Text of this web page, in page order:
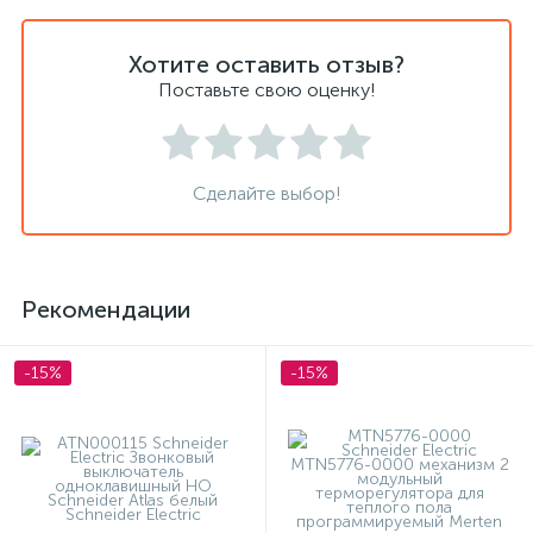
Хотите оставить отзыв?
Поставьте свою оценку!
Сделайте выбор!
Рекомендации
-15% -15%